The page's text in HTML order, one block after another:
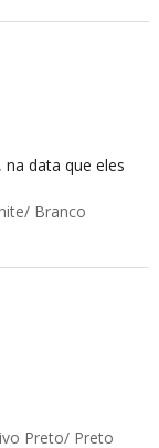
data que eles
Branco
Preto/ Preto